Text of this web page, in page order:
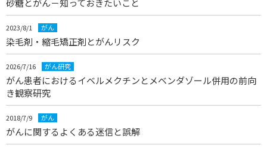
砂糖とがん－知っておきたいこと
2023/8/1 がん
染毛剤・縮毛矯正剤とがんリスク
2026/7/16 がん研究
がん患者におけるイベルメクチンとメベンダゾール併用の前向
き観察研究
2018/7/9 がん
がんに関するよくある迷信と誤解